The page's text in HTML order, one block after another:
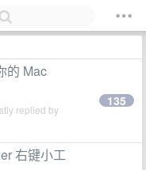
的 Mac
replied by
135
右键小工